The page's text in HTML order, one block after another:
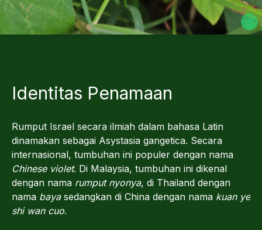
Identitas Penamaan
Rumput Israel secara ilmiah dalam bahasa Latin
dinamakan sebagai Asystasia gangetica. Secara
internasional, tumbuhan ini populer dengan nama
Chinese violet. Di Malaysia, tumbuhan ini dikenal
dengan nama rumput nyonya, di Thailand dengan
nama bayasedangkan di China dengan nama kuan ye
shi wan cuo.